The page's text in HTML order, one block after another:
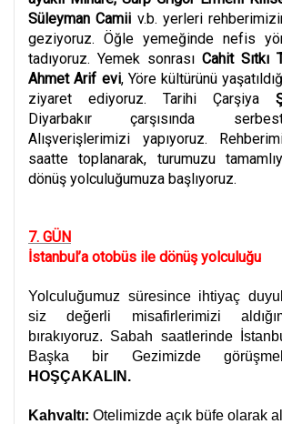
Süleyman Camii v.b. yerleri
geziyoruz. Öğle yemeğinde nefis
tadıyoruz. Yemek sonrası Cahit Sıtkı
Ahmet Arif evi, Yöre kültürünü
ziyaret ediyoruz. Tarihi Çarşiya
Diyarbakır çarşısında
Alışverişlerimizi yapıyoruz.
saatte toplanarak, turumuzu
dönüş yolculuğumuza başlıyoruz.
7. GÜN
İstanbul’a otobüs ile dönüş yolculuğu
Yolculuğumuz süresince ihtiyaç
siz değerli misafirlerimizi
bırakıyoruz. Sabah saatlerinde
Başka bir Gezimizde
HOŞÇAKALIN.
Kahvaltı: Otelimizde açık büfe olarak